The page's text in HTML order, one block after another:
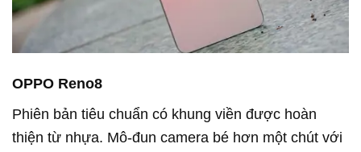
OPPO Reno8
Phiên bản tiêu chuẩn có khung viền được hoàn
thiện từ nhựa. Mô-đun camera bé hơn một chút với